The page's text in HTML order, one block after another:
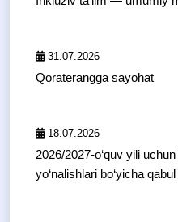
31.07.2026
Qoraterangga sayohat
18.07.2026
2026/2027-o‘quv yili
yo‘nalishlari bo‘yicha